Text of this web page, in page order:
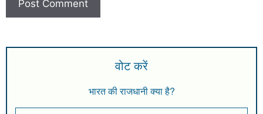
वोट करें
भारत की राजधानी क्या है?